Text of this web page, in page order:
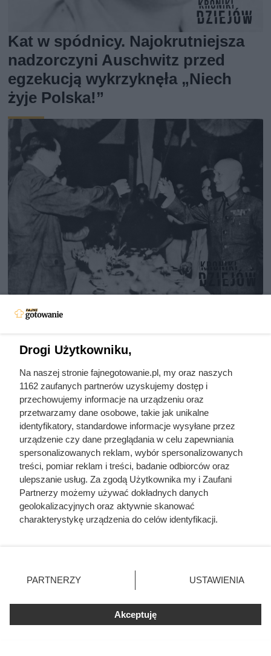
Kat w spódnicy. Najokrutniejsza
nadzorczyni Auschwitz przed
egzekucją wykrzyknęła „Niech
żyje Polska!”
liczby ludzi niż Hitler i Stalin
razem wzięci. Mimo to czczą go
jako bohatera
Ostatnie godziny komendanta
Auschwitz. Odtajnione zdjęcia
pokazują, co działo się przed
szubienicą
Drogi Użytkowniku,
Na naszej stronie fajnegotowanie.pl, my oraz naszych
1162 zaufanych partnerów uzyskujemy dostęp i
przechowujemy informacje na urządzeniu oraz
przetwarzamy dane osobowe, takie jak unikalne
identyfikatory, standardowe informacje wysyłane przez
urządzenie czy dane przeglądania w celu zapewniania
spersonalizowanych reklam, wybór spersonalizowanych
treści, pomiar reklam i treści, badanie odbiorców oraz
ulepszanie usług. Za zgodą Użytkownika my i Zaufani
Partnerzy możemy używać dokładnych danych
geolokalizacyjnych oraz aktywnie skanować
charakterystykę urządzenia do celów identyfikacji.
zmienić/wycofać klikając przycisk ustawień prywatności
znajdujący się w lewym dolnym rogu strony
rodzaje przetwarzania danych nie wymagają zgody
użytkownika, ale masz prawo sprzeciwić się takiemu
przetwarzaniu. Preferencje będą miały zastosowania tylko
PARTNERZY USTAWIENIA
Akceptuję